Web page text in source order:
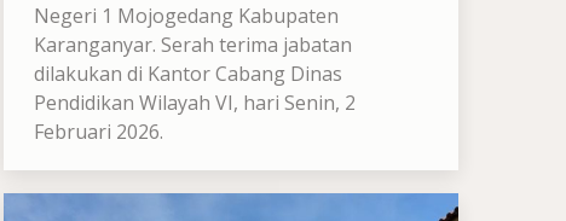
Negeri 1 Mojogedang Kabupaten
Karanganyar. Serah terima jabatan
dilakukan di Kantor Cabang Dinas
Pendidikan Wilayah VI, hari Senin, 2
Februari 2026.